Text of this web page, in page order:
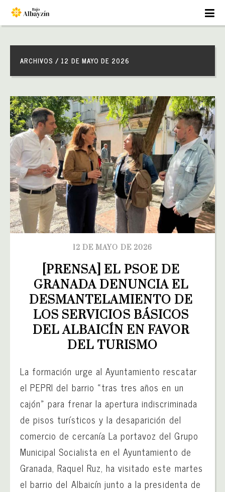
ARCHIVOS / 12 DE MAYO DE 2026
12 DE MAYO DE 2026
[PRENSA] EL PSOE DE
GRANADA DENUNCIA EL
DESMANTELAMIENTO DE
LOS SERVICIOS BÁSICOS
DEL ALBAICÍN EN FAVOR
DEL TURISMO
La formación urge al Ayuntamiento rescatar
el PEPRI del barrio «tras tres años en un
cajón» para frenar la apertura indiscriminada
de pisos turísticos y la desaparición del
comercio de cercanía La portavoz del Grupo
Municipal Socialista en el Ayuntamiento de
Granada, Raquel Ruz, ha visitado este martes
el barrio del Albaicín junto a la presidenta de